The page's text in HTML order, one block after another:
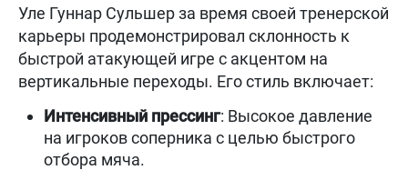
Уле Гуннар Сульшер за время своей тренерской
карьеры продемонстрировал склонность к
быстрой атакующей игре с акцентом на
вертикальные переходы. Его стиль включает:
Интенсивный прессинг: Высокое давление
на игроков соперника с целью быстрого
отбора мяча.